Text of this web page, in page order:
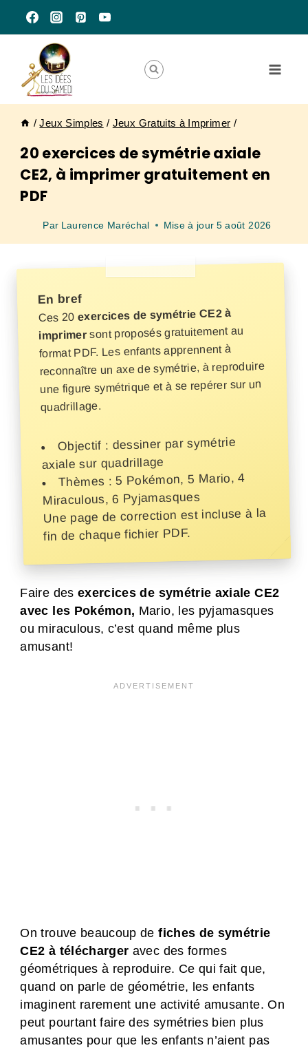
contenu
/ Jeux Simples / Jeux Gratuits à Imprimer /
20 exercices de symétrie axiale
CE2, à imprimer gratuitement en
PDF
Par Laurence Maréchal Mise à jour 5 août 2026
En bref
Ces 20exercices de symétrie CE2 à
imprimer sont proposés gratuitement au
format PDF. Les enfants apprennent à
reconnaître un axe de symétrie, à reproduire
une figure symétrique et à se repérer sur un
quadrillage.
Objectif : dessiner par symétrie
axiale sur quadrillage
Thèmes : 5 Pokémon, 5 Mario, 4
Miraculous, 6 Pyjamasques
Une page de correction est incluse à la
fin de chaque fichier PDF.
Faire des exercices de symétrie axiale CE2
avec les Pokémon, Mario, les pyjamasques
ou miraculous, c’est quand même plus
amusant!
On trouve beaucoup defiches de symétrie
CE2 à télécharger avec des formes
géométriques à reproduire. Ce qui fait que,
quand on parle de géométrie, les enfants
imaginent rarement une activité amusante. On
peut pourtant faire des symétries bien plus
amusantes pour que les enfants n’aient pas